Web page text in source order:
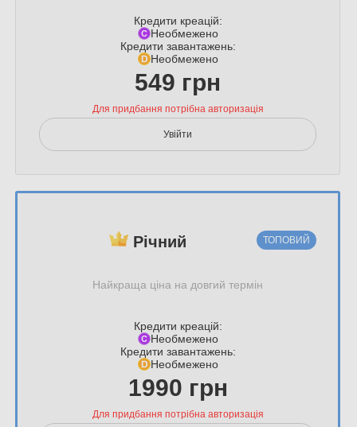
Кредити креацій:
Необмежено
Кредити завантажень:
Необмежено
549 грн
Для придбання потрібна авторизація
Увійти
Річний
Найкраща ціна на довгий термін
Кредити креацій:
Необмежено
Кредити завантажень:
Необмежено
1990 грн
Для придбання потрібна авторизація